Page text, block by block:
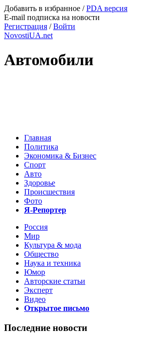
Добавить в избранное /PDA версия
E-mail подписка на новости
Регистрация /Войти
NovostiUA.net
Автомобили
Главная
Политика
Экономика & Бизнес
Спорт
Авто
Здоровье
Происшествия
Фото
Я-Репортер
Россия
Мир
Культура & мода
Общество
Наука и техника
Юмор
Авторские статьи
Эксперт
Видео
Открытое письмо
Последние новости